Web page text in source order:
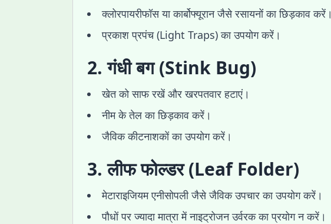
क्लोरपायरीफॉस या कार्बोफ्यूरान जैसे रसायनों का छिड़काव करें।
प्रकाश प्रपंच (Light Traps) का उपयोग करें।
2. गंधी बग (Stink Bug)
खेत को साफ रखें और खरपतवार हटाएं।
नीम के तेल का छिड़काव करें।
जैविक कीटनाशकों का उपयोग करें।
3. लीफ फोल्डर (Leaf Folder)
मेटाराइजियम एनीसोपली जैसे जैविक उपचार का उपयोग करें।
पौधों पर ज्यादा मात्रा में नाइट्रोजन उर्वरक का प्रयोग न करें।